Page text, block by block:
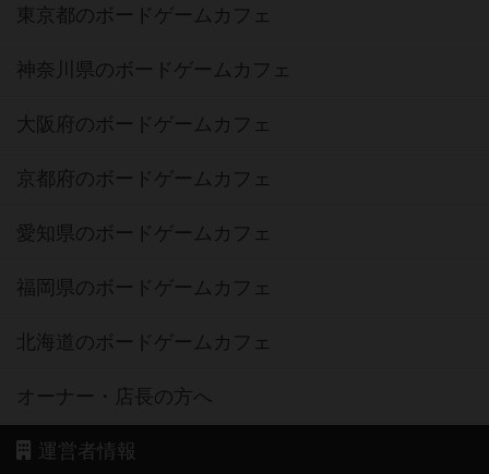
東京都のボードゲームカフェ
神奈川県のボードゲームカフェ
大阪府のボードゲームカフェ
京都府のボードゲームカフェ
愛知県のボードゲームカフェ
福岡県のボードゲームカフェ
北海道のボードゲームカフェ
オーナー・店長の方へ
運営者情報